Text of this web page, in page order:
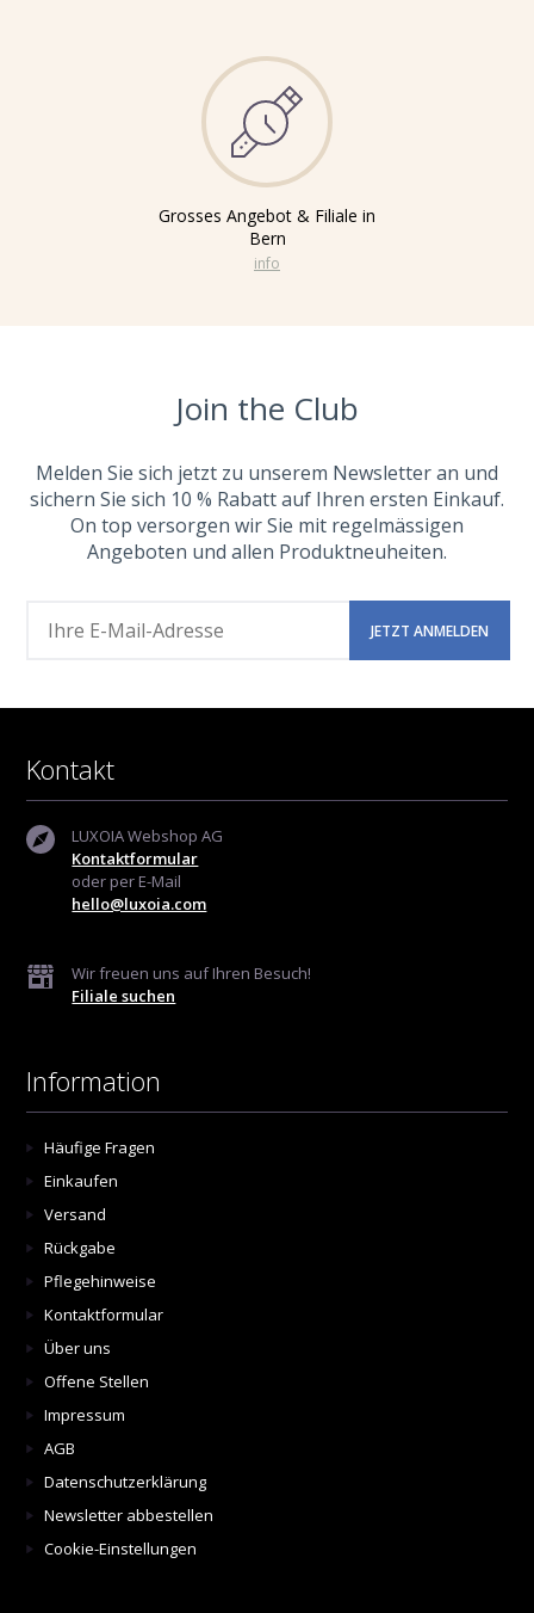
Grosses Angebot & Filiale in
Bern
info
Join the Club
Melden Sie sich jetzt zu unserem Newsletter an und
sichern Sie sich 10 % Rabatt auf Ihren ersten Einkauf.
On top versorgen wir Sie mit regelmässigen
Angeboten und allen Produktneuheiten.
Kontakt
LUXOIA Webshop AG
Kontaktformular
oder per E-Mail
hello@luxoia.com
Wir freuen uns auf Ihren Besuch!
Filiale suchen
Information
Häufige Fragen
Einkaufen
Versand
Rückgabe
Pflegehinweise
Kontaktformular
Über uns
Offene Stellen
Impressum
AGB
Datenschutzerklärung
Newsletter abbestellen
Cookie-Einstellungen